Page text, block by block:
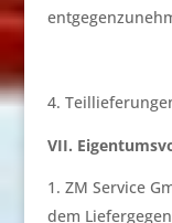
VII.
ZM Service
dem